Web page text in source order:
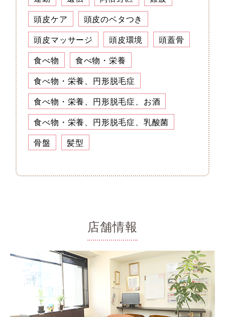
頭皮ケア
頭皮のベタつき
頭皮マッサージ
頭皮環境
頭蓋骨
食べ物
食べ物・栄養
食べ物・栄養、円形脱毛症
食べ物・栄養、円形脱毛症、お酒
食べ物・栄養、円形脱毛症、乳酸菌
骨盤
髪型
店舗情報